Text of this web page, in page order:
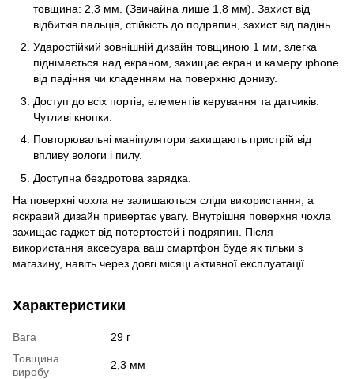
товщина: 2,3 мм. (Звичайна лише 1,8 мм). Захист від
відбитків пальців, стійкість до подряпин, захист від падінь.
Ударостійкий зовнішній дизайн товщиною 1 мм, злегка
піднімається над екраном, захищає екран и камеру iphone
від падіння чи кладенням на поверхню донизу.
Доступ до всіх портів, елементів керування та датчиків.
Чутливі кнопки.
Повторювальні маніпулятори захищають пристрій від
впливу вологи і пилу.
Доступна бездротова зарядка.
На поверхні чохла не залишаються сліди використання, а
яскравий дизайн привертає увагу. Внутрішня поверхня чохла
захищає гаджет від потертостей і подряпин. Після
використання аксесуара ваш смартфон буде як тільки з
магазину, навіть через довгі місяці активної експлуатації.
Характеристики
Вага
29 г
Товщина
виробу
2,3 мм